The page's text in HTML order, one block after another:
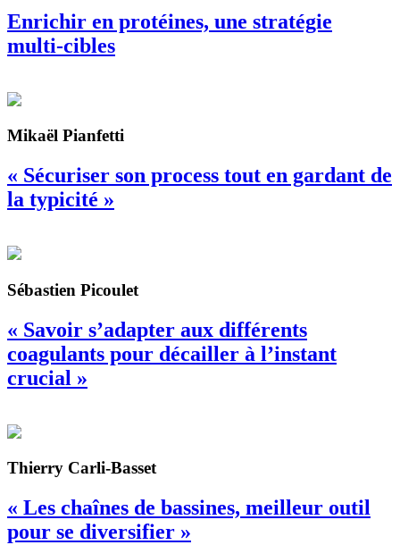
Enrichir en protéines, une stratégie
multi-cibles
Mikaël Pianfetti
« Sécuriser son process tout en gardant de
la typicité »
Sébastien Picoulet
« Savoir s’adapter aux différents
coagulants pour décailler à l’instant
crucial »
Thierry Carli-Basset
« Les chaînes de bassines, meilleur outil
pour se diversifier »